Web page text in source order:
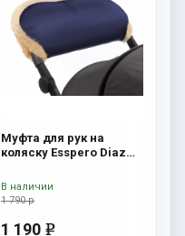
Муфта для рук на
коляску Esspero Diaz
Navy
1 790 р
1 190 e
В наличии